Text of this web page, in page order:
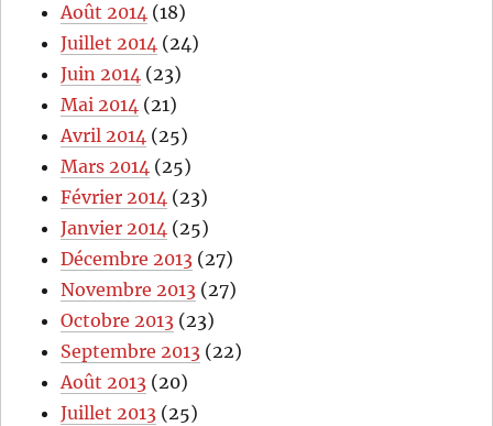
Août 2014 (18)
Juillet 2014 (24)
Juin 2014 (23)
Mai 2014 (21)
Avril 2014 (25)
Mars 2014 (25)
Février 2014 (23)
Janvier 2014 (25)
Décembre 2013 (27)
Novembre 2013 (27)
Octobre 2013 (23)
Septembre 2013 (22)
Août 2013 (20)
Juillet 2013 (25)